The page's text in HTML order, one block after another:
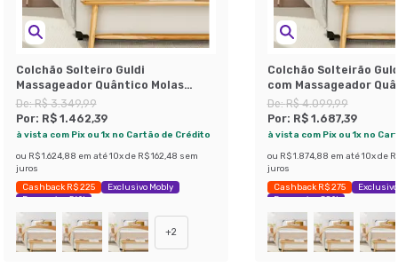
Colchão Solteiro Guldi
Massageador Quântico Molas
Ensacadas (30x88x188) Branco e
Bege
De:R$ 3.349,99
Por: R$ 1.462,39
à vista com Pix ou 1x no Cartão de Crédito
ou R$ 1.624,88 em até 10x de R$ 162,48 sem
juros
Cashback R$ 225
Exclusivo Mobly
Economize 56%
+2
Colchão Solteirão
com Massageador
Ensacadas
Bege
De:R$ 4.099,99
Por: R$ 1.687,39
à vista com Pix ou 1x no
ou R$ 1.874,88 em até 10x de
juros
Cashback R$ 275
Economize 58%